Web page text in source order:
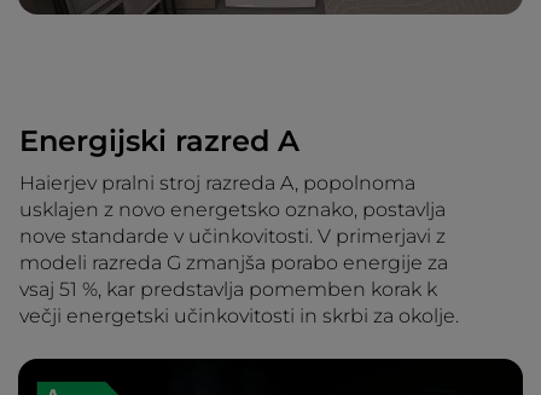
Energijski razred A
Haierjev pralni stroj razreda A, popolnoma
usklajen z novo energetsko oznako, postavlja
nove standarde v učinkovitosti. V primerjavi z
modeli razreda G zmanjša porabo energije za
vsaj 51 %, kar predstavlja pomemben korak k
večji energetski učinkovitosti in skrbi za okolje.